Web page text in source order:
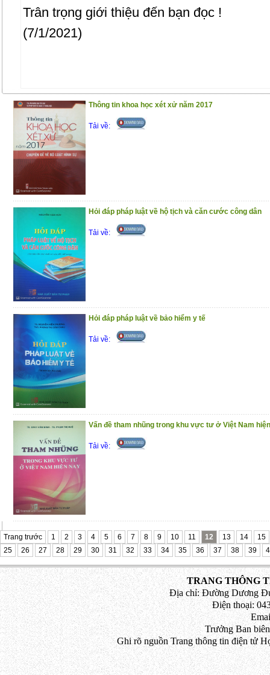
Trân trọng giới thiệu đến bạn đọc !
(7/1/2021)
Thông tin khoa học xét xử năm 2017
Tải về:
Hỏi đáp pháp luật về hộ tịch và căn cước công dân
Tải về:
Hỏi đáp pháp luật về bảo hiểm y tế
Tải về:
Vấn đề tham nhũng trong khu vực tư ở Việt Nam
Tải về:
Trang trước 1 2 3 4 5 6 7 8 9 10 11 12 13 14
15
25
26 27 28 29 30 31 32 33 34 35 36 37 38 39
TRANG THÔNG
Địa chỉ: Đường Dương
Điện thoại:
Trưởng Ban
Ghi rõ nguồn Trang thông tin điện tử